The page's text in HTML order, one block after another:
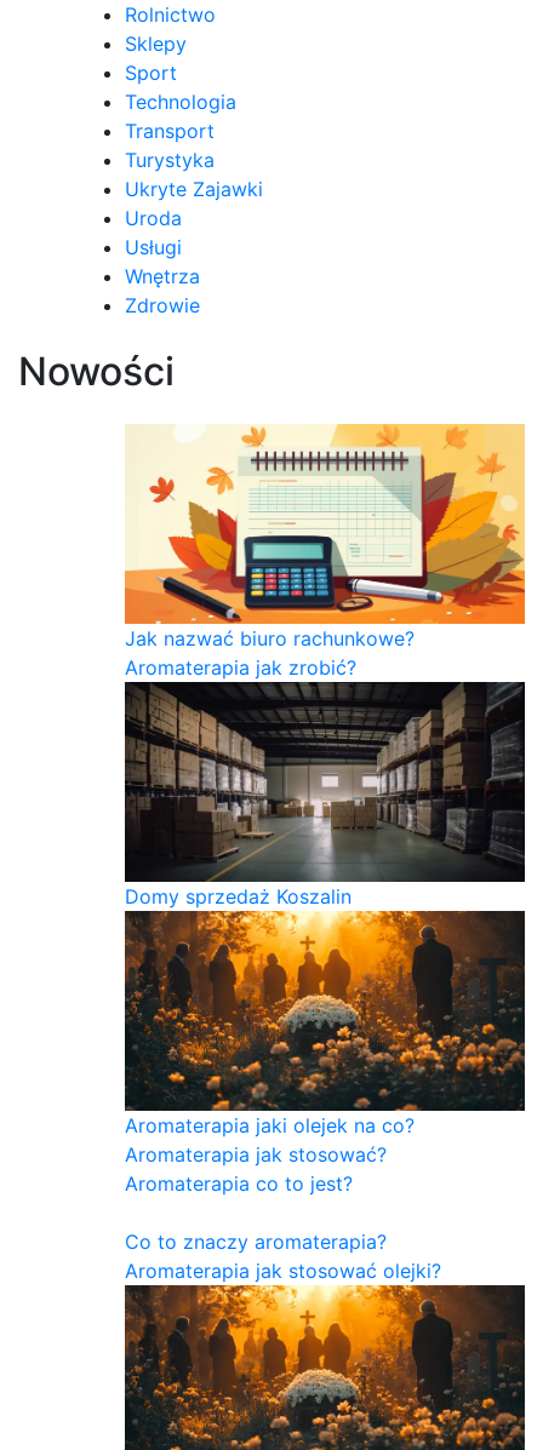
Rolnictwo
Sklepy
Sport
Technologia
Transport
Turystyka
Ukryte Zajawki
Uroda
Usługi
Wnętrza
Zdrowie
Nowości
Jak nazwać biuro rachunkowe?
Aromaterapia jak zrobić?
Domy sprzedaż Koszalin
Aromaterapia jaki olejek na co?
Aromaterapia jak stosować?
Aromaterapia co to jest?
Co to znaczy aromaterapia?
Aromaterapia jak stosować olejki?